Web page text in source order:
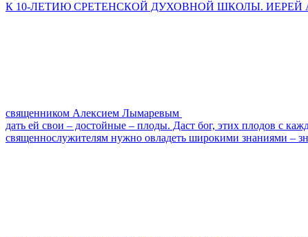
К 10-ЛЕТИЮ СРЕТЕНСКОЙ ДУХОВНОЙ ШКОЛЫ. ИЕРЕЙ
священником Алексием Лымаревым
дать ей свои – достойные – плоды. Даст бог, этих плодов с
священнослужителям нужно овладеть широкими знаниями –